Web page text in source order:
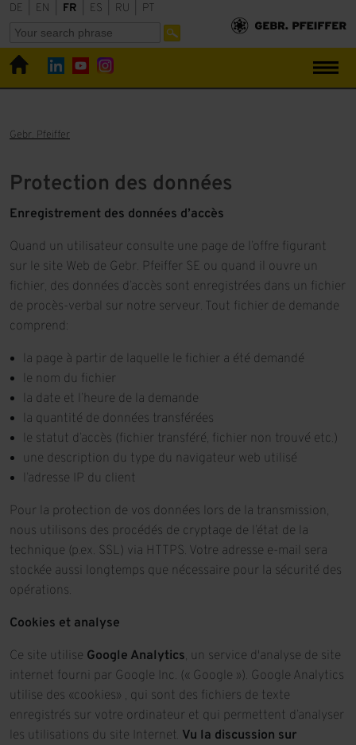
DE EN FR ES RU PT
Gebr. Pfeiffer
Protection des données
Enregistrement des données d’accès
Quand un utilisateur consulte une page de l’offre figurant
sur le site Web de Gebr. Pfeiffer SE ou quand il ouvre un
fichier, des données d’accès sont enregistrées dans un fichier
de procès-verbal sur notre serveur. Tout fichier de demande
comprend:
la page à partir de laquelle le fichier a été demandé
le nom du fichier
la date et l’heure de la demande
la quantité de données transférées
le statut d’accès (fichier transféré, fichier non trouvé etc.)
une description du type du navigateur web utilisé
l’adresse IP du client
Pour la protection de vos données lors de la transmission,
nous utilisons des procédés de cryptage de l’état de la
technique (p.ex. SSL) via HTTPS. Votre adresse e-mail sera
stockée aussi longtemps que nécessaire pour la sécurité des
opérations.
Cookies et analyse
Ce site utilise Google Analytics, un service d'analyse de site
internet fourni par Google Inc. (« Google »). Google Analytics
utilise des «cookies» , qui sont des fichiers de texte
enregistrés sur votre ordinateur et qui permettent d’analyser
les utilisations du site Internet. Vu la discussion sur